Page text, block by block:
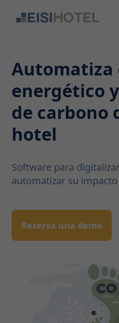
Automatiza
energético
de carbono
hotel
Software para
automatizar su
Reserva una demo